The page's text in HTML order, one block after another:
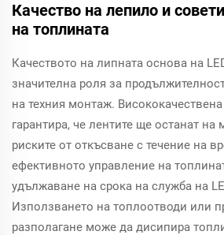
Качество на лепило и
на топлината
Качеството на липната основа на
значителна роля за
на техния монтаж.
гарантира, че лентите ще останат
риските от откъсване с течение на
ефективното управление на
удължаване на срока на служба на
Използването на топлоотводи или
разполагане може да дисипира